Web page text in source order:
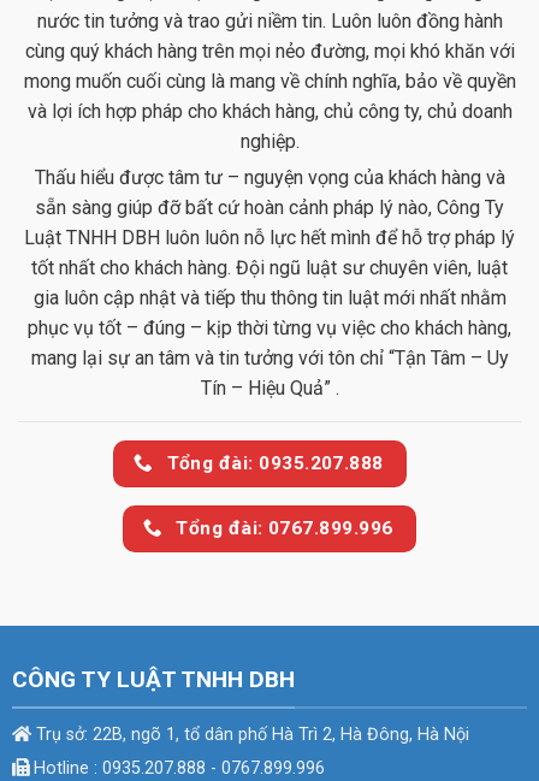
nước tin tưởng và trao gửi niềm tin. Luôn luôn đồng hành
cùng quý khách hàng trên mọi nẻo đường, mọi khó khăn với
mong muốn cuối cùng là mang về chính nghĩa, bảo về quyền
và lợi ích hợp pháp cho khách hàng, chủ công ty, chủ doanh
nghiệp.
Thấu hiểu được tâm tư – nguyện vọng của khách hàng và
sẵn sàng giúp đỡ bất cứ hoàn cảnh pháp lý nào, Công Ty
Luật TNHH DBH luôn luôn nỗ lực hết mình để hỗ trợ pháp lý
tốt nhất cho khách hàng. Đội ngũ luật sư chuyên viên, luật
gia luôn cập nhật và tiếp thu thông tin luật mới nhất nhằm
phục vụ tốt – đúng – kịp thời từng vụ việc cho khách hàng,
mang lại sự an tâm và tin tưởng với tôn chỉ “Tận Tâm – Uy
Tín – Hiệu Quả” .
Tổng đài: 0935.207.888
Tổng đài: 0767.899.996
CÔNG TY LUẬT TNHH DBH
Trụ sở: 22B, ngõ 1, tổ dân phố Hà Trì 2, Hà Đông, Hà Nội
Hotline : 0935.207.888 - 0767.899.996